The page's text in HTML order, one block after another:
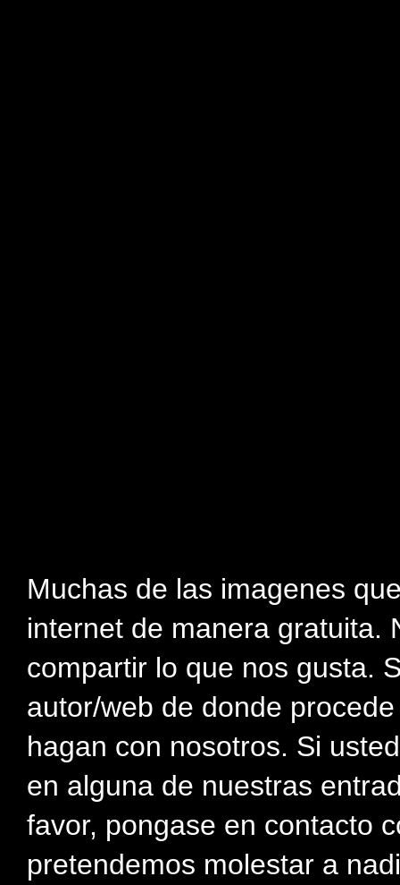
Muchas de las imagenes
internet de manera gratuita.
compartir lo que nos gusta.
autor/web de donde
hagan con nosotros. Si
en alguna de nuestras
favor, pongase en contacto
pretendemos molestar a